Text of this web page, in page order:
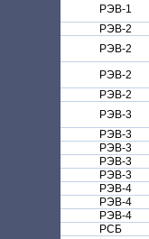
РЭВ-1
РЭВ-2
РЭВ-2
РЭВ-2
РЭВ-2
РЭВ-3
РЭВ-3
РЭВ-3
РЭВ-3
РЭВ-3
РЭВ-4
РЭВ-4
РЭВ-4
РСБ